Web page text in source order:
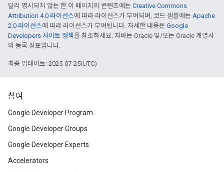
달리 명시되지 않는 한 이 페이지의 콘텐츠에는 Creative Commons
Attribution 4.0 라이선스에 따라 라이선스가 부여되며, 코드 샘플에는 Apache
2.0 라이선스에 따라 라이선스가 부여됩니다. 자세한 내용은 Google
Developers 사이트 정책을 참조하세요. 자바는 Oracle 및/또는 Oracle 계열사
의 등록 상표입니다.
최종 업데이트: 2025-07-25(UTC)
참여
Google Developer Program
Google Developer Groups
Google Developer Experts
Accelerators